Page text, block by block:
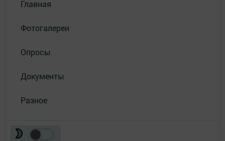
Главная
Фотогалереи
Опросы
Документы
Разное